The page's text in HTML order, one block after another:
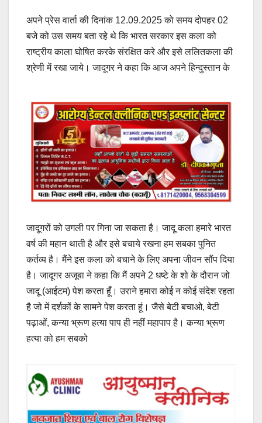
अपने प्रेस वार्ता की दिनांक 12.09.2025 को समय दोपहर 02
बजे को उस समय बता रहे थे कि भारत सरकार इस कला को
राष्ट्रीय काला घोषित करके संरक्षित करे और इसे ललितकला की
श्रेणी में रखा जाये। जादूगर ने कहा कि आज अपने हिन्दुस्तान के
जादूगरों को उगली पर गिना जा सकता है। जादू कला हमारे भारत
वर्ष की महान थाती है और इसे बचाये रखना हम सबका पुनित
कर्तव्य है। मैंने इस कला को बचाने के लिए अपना जीवन सौंप दिया
है। जादूगर अजूबा ने कहा कि मैं अपने 2 धष्टे के शो के दौरान जो
जादू (आईटम) पेश करता हूँ। उराने हमारा कोई न कोई संदेश रहता
है जो में दर्शकों के सामने पेश करता हूं। जैसे बेटी बचाओ, बेटी
पढ़ाओं, कन्या भ्रूण हत्या पाप ही नहीं महापाप है। कन्या भ्रूण
हत्या को हम सबको